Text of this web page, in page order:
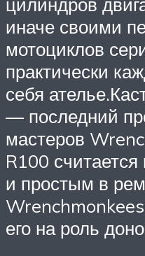
иначе своими
мотоциклов
практически
себя
— последний
мастеров
R100
и простым в
его на роль